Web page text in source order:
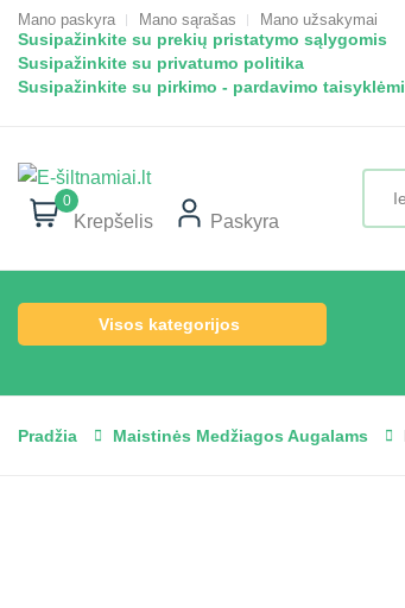
Mano paskyra Mano sąrašas Mano užsakymai
Susipažinkite su prekių pristatymo sąlygomis
Susipažinkite su privatumo politika
Susipažinkite su pirkimo - pardavimo
0
Krepšelis Paskyra
Visos kategorijos
Pradžia Maistinės Medžiagos Augalams